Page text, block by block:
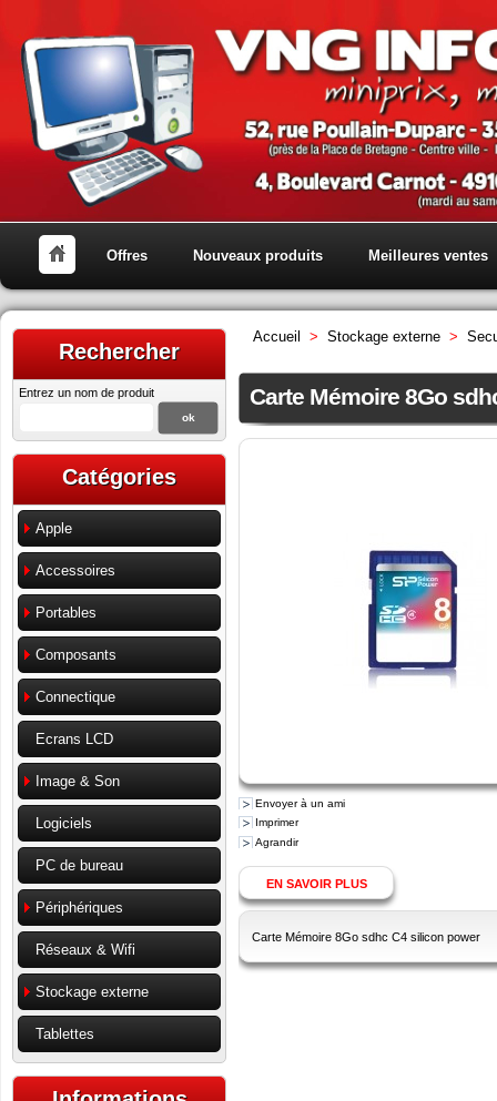
Offres Nouveaux produits Meilleures ventes
Rechercher
Entrez un nom de produit
Catégories
Apple
Accessoires
Portables
Composants
Connectique
Ecrans LCD
Image & Son
Logiciels
PC de bureau
Périphériques
Réseaux & Wifi
Stockage externe
Tablettes
Accueil > Stockage externe >
Carte Mémoire 8Go
Envoyer à un ami
Imprimer
Agrandir
EN SAVOIR PLUS
Carte Mémoire 8Go sdhc C4 silicon power